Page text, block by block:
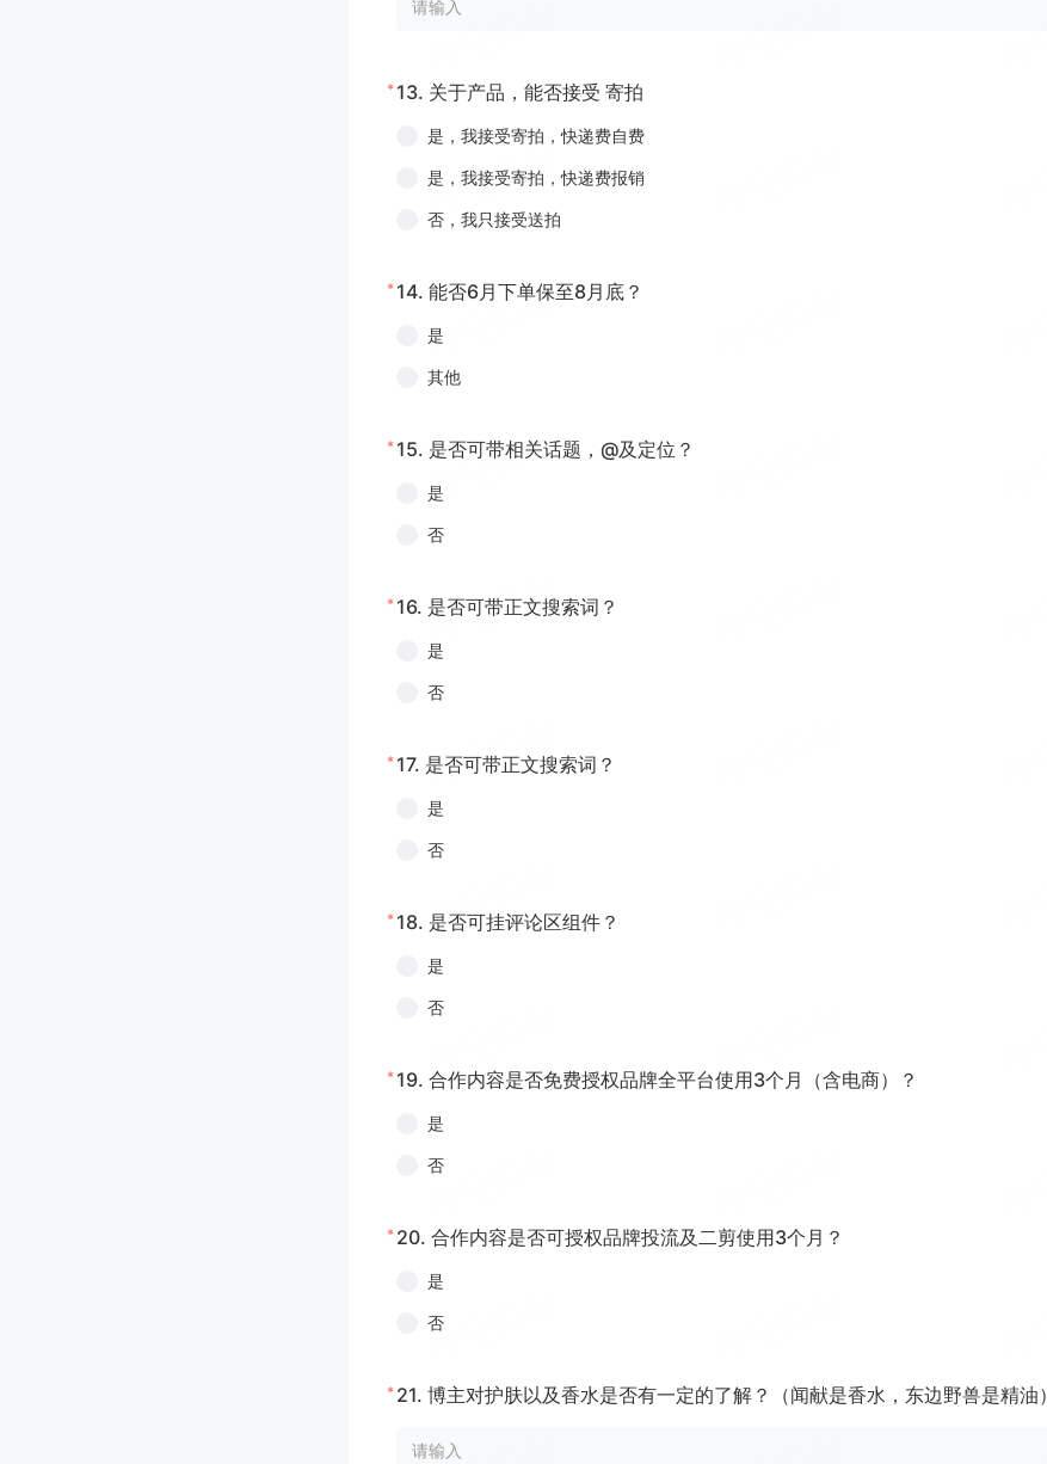
* 13. 关于产品，能否接受 寄拍
是，我接受寄拍，快递费自费
是，我接受寄拍，快递费报销
否，我只接受送拍
* 14. 能否6月下单保至8月底？
是
其他
* 15. 是否可带相关话题，@及定位？
是
否
* 16. 是否可带正文搜索词？
是
否
* 17. 是否可带正文搜索词？
是
否
* 18. 是否可挂评论区组件？
是
否
* 19. 合作内容是否免费授权品牌全平台使用3个月（含电商）？
是
否
* 20. 合作内容是否可授权品牌投流及二剪使用3个月？
是
否
* 21. 博主对护肤以及香水是否有一定的了解？（闻献是香水，东边野兽是精油）